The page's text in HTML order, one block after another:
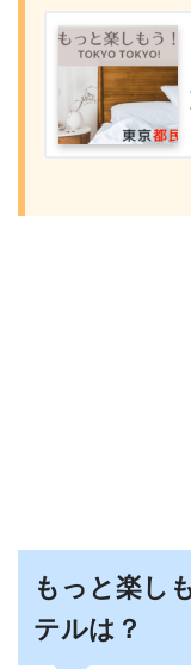
もっと楽し
テルは？